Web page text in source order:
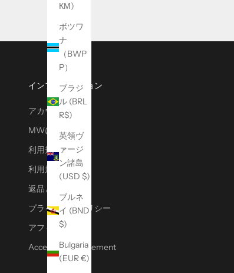
КМ)
ボツワ
ナ
（BWP
P）
ブラジ
ル (BRL
R$)
英領ヴ
ァージ
ン諸島
(USD $)
ブルネ
イ (BND
$)
Bulgaria
(EUR €)
l
インフォメーション
アカウント
MWについて
利用規約
利用規約
返品と交換
プライバシーポリシー
アフィリエイト
Accessibility Statement